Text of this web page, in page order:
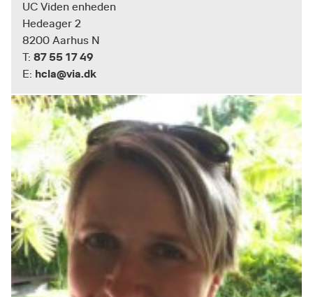
UC Viden enheden
Hedeager 2
8200 Aarhus N
T: 87 55 17 49
E: hcla@via.dk